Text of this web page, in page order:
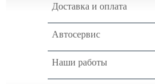
Доставка и оплата
Автосервис
Наши работы